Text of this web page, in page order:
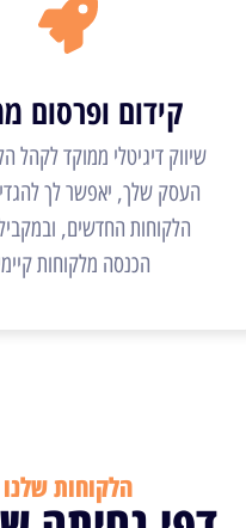
קידום ופרסום
שיווק דיגיטלי ממוקד לקהל
העסק שלך, יאפשר לך
הלקוחות החדשים,
הכנסה מלקוחות
הלקוחות שלנו